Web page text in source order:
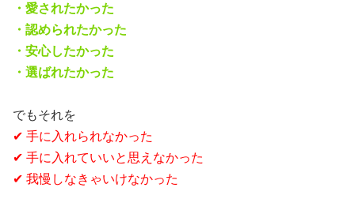
・愛されたかった
・認められたかった
・安心したかった
・選ばれたかった
でもそれを
✔ 手に入れられなかった
✔ 手に入れていいと思えなかった
✔ 我慢しなきゃいけなかった